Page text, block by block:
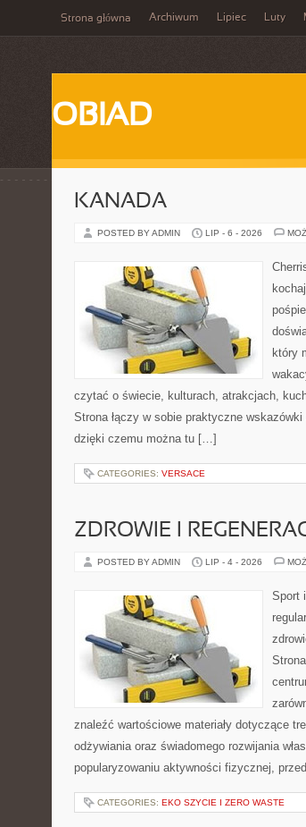
Strona główna Archiwum Lipiec Luty
OBIAD
KANADA
POSTED BY ADMIN LIP - 6 - 2026
który
czytać o świecie, kulturach, atrakcjach,
Strona łączy w sobie praktyczne
dzięki czemu można tu […]
CATEGORIES: VERSACE
ZDROWIE I
POSTED BY ADMIN LIP - 4 - 2026
Sport
znaleźć wartościowe materiały dotyczące
odżywiania oraz świadomego rozwijania
popularyzowaniu aktywności fizycznej,
CATEGORIES: EKO SZYCIE I ZERO WASTE